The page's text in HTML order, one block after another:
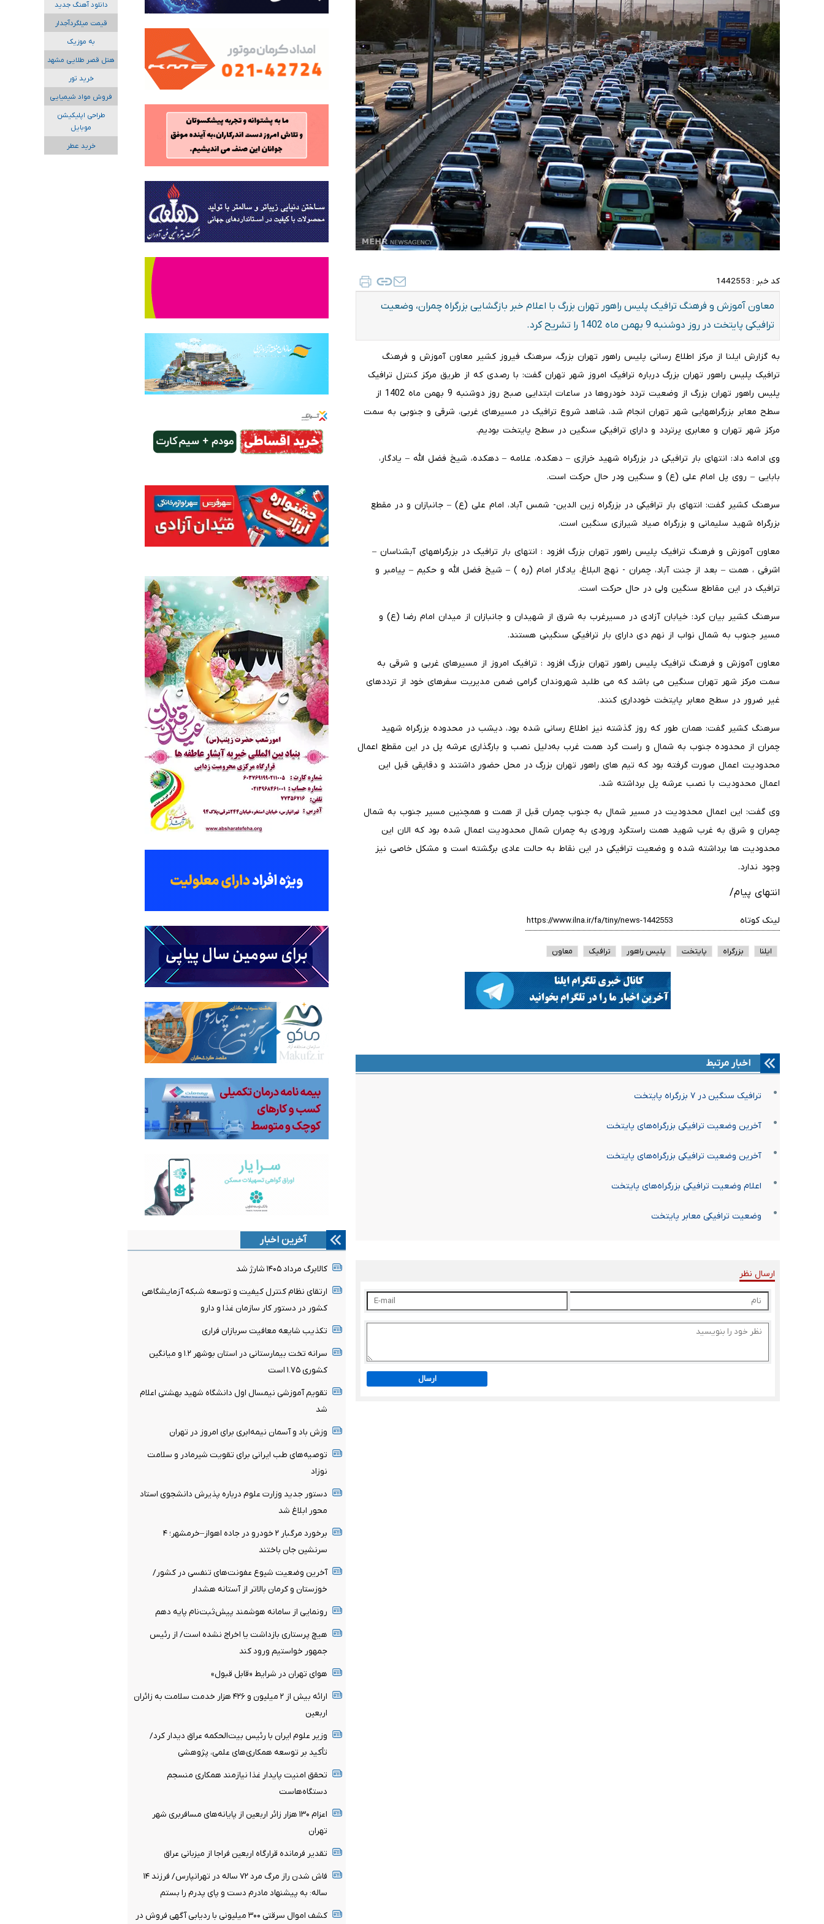
کد خبر : 1442553
معاون آموزش و فرهنگ ترافیک پلیس راهور تهران بزرگ با اعلام خبر بازگشایی بزرگراه چمران، وضعیت
ترافیکی پایتخت در روز دوشنبه 9 بهمن ماه 1402 را تشریح کرد.
به گزارش ایلنا از مرکز اطلاع رسانی پلیس راهور تهران بزرگ، سرهنگ فیروز کشیر معاون آموزش و فرهنگ
ترافیک پلیس راهور تهران بزرگ درباره ترافیک امروز شهر تهران گفت: با رصدی که از طریق مرکز کنترل ترافیک
پلیس راهور تهران بزرگ از وضعیت تردد خودروها در ساعات ابتدایی صبح روز دوشنبه 9 بهمن ماه 1402 از
سطح معابر بزرگراههایی شهر تهران انجام شد، شاهد شروع ترافیک در مسیرهای غربی، شرقی و جنوبی به سمت
مرکز شهر تهران و معابری پرتردد و دارای ترافیکی سنگین در سطح پایتخت بودیم.
وی ادامه داد: انتهای بار ترافیکی در بزرگراه شهید خرازی – دهکده، علامه – دهکده، شیخ فضل الله – یادگار،
بابایی – روی پل امام علی (ع) و سنگین ودر حال حرکت است.
سرهنگ کشیر گفت: انتهای بار ترافیکی در بزرگراه زین الدین- شمس آباد، امام علی (ع) – جانبازان و در مقطع
بزرگراه شهید سلیمانی و بزرگراه صیاد شیرازی سنگین است.
معاون آموزش و فرهنگ ترافیک پلیس راهور تهران بزرگ افزود : انتهای بار ترافیک در بزرگراههای آبشناسان –
اشرفی ، همت – بعد از جنت آباد، چمران - نهج البلاغ، یادگار امام (ره ) – شیخ فضل الله و حکیم – پیامبر و
ترافیک در این مقاطع سنگین ولی در حال حرکت است.
سرهنگ کشیر بیان کرد: خیابان آزادی در مسیرغرب به شرق از شهیدان و جانبازان از میدان امام رضا (ع) و
مسیر جنوب به شمال نواب از نهم دی دارای بار ترافیکی سنگینی هستند.
معاون آموزش و فرهنگ ترافیک پلیس راهور تهران بزرگ افزود : ترافیک امروز از مسیرهای غربی و شرقی به
سمت مرکز شهر تهران سنگین می باشد که می طلبد شهروندان گرامی ضمن مدیریت سفرهای خود از ترددهای
غیر ضرور در سطح معابر پایتخت خودداری کنند.
سرهنگ کشیر گفت: همان طور که روز گذشته نیز اطلاع رسانی شده بود، دیشب در محدوده بزرگراه شهید
چمران از محدوده جنوب به شمال و راست گرد همت غرب به‌دلیل نصب و بارگذاری عرشه پل در این مقطع اعمال
محدودیت اعمال صورت گرفته بود که تیم های راهور تهران بزرگ در محل حضور داشتند و دقایقی قبل این
اعمال محدودیت با نصب عرشه پل برداشته شد.
وی گفت: این اعمال محدودیت در مسیر شمال به جنوب چمران قبل از همت و همچنین مسیر جنوب به شمال
چمران و شرق به غرب شهید همت راستگرد ورودی به چمران شمال محدودیت اعمال شده بود که الان این
محدودیت ها برداشته شده و وضعیت ترافیکی در این نقاط به حالت عادی برگشته است و مشکل خاصی نیز
وجود ندارد.
انتهای پیام/
لینک کوتاه
ایلنا بزرگراه پایتخت پلیس راهور ترافیک معاون
اخبار مرتبط
ترافیک سنگین در ۷ بزرگراه پایتخت
آخرین وضعیت ترافیکی بزرگراه‌های پایتخت
آخرین وضعیت ترافیکی بزرگراه‌های پایتخت
اعلام وضعیت ترافیکی بزرگراه‌های پایتخت
وضعیت ترافیکی معابر پایتخت
ارسال نظر
ارسال
آخرین اخبار
کالابرگ مرداد ۱۴۰۵ شارژ شد
ارتقای نظام کنترل کیفیت و توسعه شبکه آزمایشگاهی
کشور در دستور کار سازمان غذا و دارو
تکذیب شایعه معافیت سربازان فراری
سرانه تخت بیمارستانی در استان بوشهر ۱.۲ و میانگین
کشوری ۱.۷۵ است
تقویم آموزشی نیمسال اول دانشگاه شهید بهشتی اعلام
شد
وزش باد و آسمان نیمه‌ابری برای امروز در تهران
توصیه‌های طب ایرانی برای تقویت شیرمادر و سلامت
نوزاد
دستور جدید وزارت علوم درباره پذیرش دانشجوی استاد
محور ابلاغ شد
برخورد مرگبار ۲ خودرو در جاده اهواز–خرمشهر؛ ۴
سرنشین جان باختند
آخرین وضعیت شیوع عفونت‌های تنفسی در کشور/
خوزستان و کرمان بالاتر از آستانه هشدار
رونمایی از سامانه هوشمند پیش‌ثبت‌نام پایه دهم
هیچ پرستاری بازداشت یا اخراج نشده است/ از رئیس
جمهور خواستیم ورود کند
هوای تهران در شرایط «قابل قبول»
ارائه بیش از ۲ میلیون و ۴۲۶ هزار خدمت سلامت به زائران
اربعین
وزیر علوم ایران با رئیس بیت‌الحکمه عراق دیدار کرد/
تأکید بر توسعه همکاری‌های علمی، پژوهشی
تحقق امنیت پایدار غذا نیازمند همکاری منسجم
دستگاه‌‌هاست
اعزام ۱۳۰ هزار زائر اربعین از پایانه‌های مسافربری شهر
تهران
تقدیر فرمانده قرارگاه اربعین فراجا از میزبانی عراق
فاش شدن راز مرگ مرد ۷۲ ساله در تهرانپارس/ فرزند ۱۴
ساله: به پیشنهاد مادرم دست و پای پدرم را بستم
کشف اموال سرقتی ۳۰۰ میلیونی با ردیابی آگهی فروش در
دانلود آهنگ جدید
قیمت میلگردآجدار
به موزیک
هتل قصر طلایی مشهد
خرید تور
فروش مواد شیمیایی
طراحی اپلیکیشن
موبایل
خرید عطر